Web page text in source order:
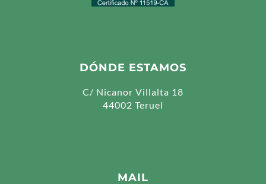
DÓNDE ESTAMOS
C/ Nicanor Villalta 18
44002 Teruel
MAIL